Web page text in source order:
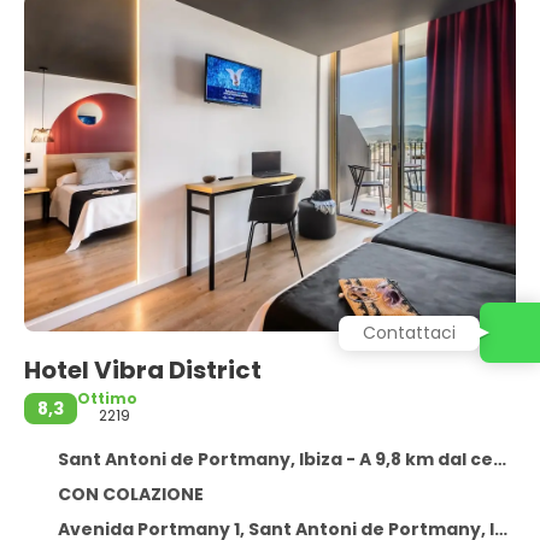
Hotel Vibra District
8,3
Ottimo
2219
Sant Antoni de Portmany, Ibiza - A 9,8 km dal centro
CON COLAZIONE
Avenida Portmany 1, Sant Antoni de Portmany, Ibiza 07820
Contattaci